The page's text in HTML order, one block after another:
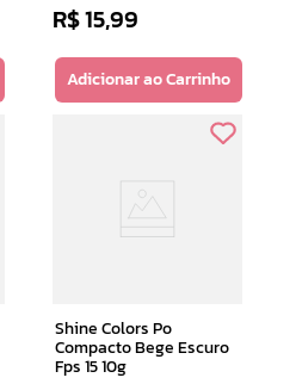
R$15,99
Adicionar ao Carrinho
Shine Colors Po
Compacto Bege Escuro
Fps 15 10g